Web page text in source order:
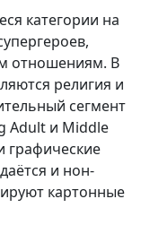
категории на
отношениям. В
религия и
сегмент
Adult и Middle
графические
и нон-
картонные